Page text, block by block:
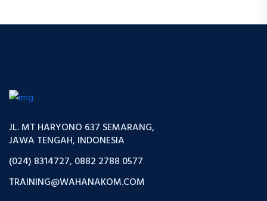
JL. MT HARYONO 637 SEMARANG,
JAWA TENGAH, INDONESIA
(024) 8314727, 0882 2788 0577
TRAINING@WAHANAKOM.COM